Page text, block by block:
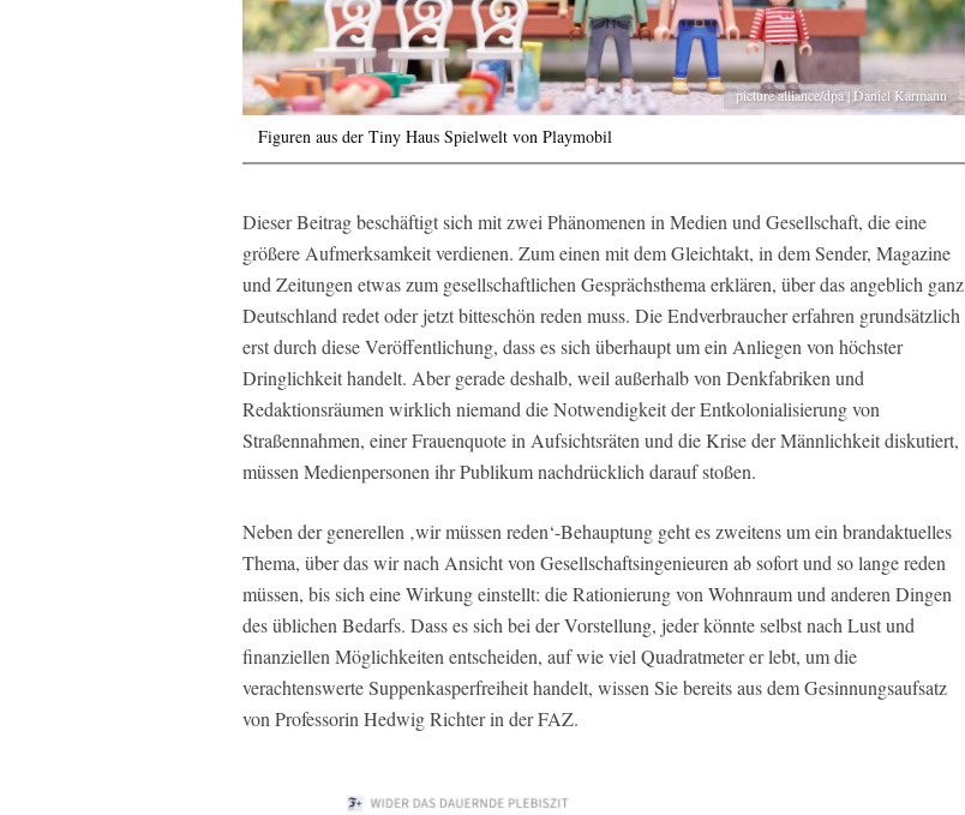
picture alliance/dpa | Daniel Karmann
Figuren aus der Tiny Haus Spielwelt von Playmobil
Dieser Beitrag beschäftigt sich mit zwei Phänomenen in Medien und Gesellschaft, die eine
größere Aufmerksamkeit verdienen. Zum einen mit dem Gleichtakt, in dem Sender, Magazine
und Zeitungen etwas zum gesellschaftlichen Gesprächsthema erklären, über das angeblich ganz
Deutschland redet oder jetzt bitteschön reden muss. Die Endverbraucher erfahren grundsätzlich
erst durch diese Veröffentlichung, dass es sich überhaupt um ein Anliegen von höchster
Dringlichkeit handelt. Aber gerade deshalb, weil außerhalb von Denkfabriken und
Redaktionsräumen wirklich niemand die Notwendigkeit der Entkolonialisierung von
Straßennahmen, einer Frauenquote in Aufsichtsräten und die Krise der Männlichkeit diskutiert,
müssen Medienpersonen ihr Publikum nachdrücklich darauf stoßen.
Neben der generellen ‚wir müssen reden‘-Behauptung geht es zweitens um ein brandaktuelles
Thema, über das wir nach Ansicht von Gesellschaftsingenieuren ab sofort und so lange reden
müssen, bis sich eine Wirkung einstellt: die Rationierung von Wohnraum und anderen Dingen
des üblichen Bedarfs. Dass es sich bei der Vorstellung, jeder könnte selbst nach Lust und
finanziellen Möglichkeiten entscheiden, auf wie viel Quadratmeter er lebt, um die
verachtenswerte Suppenkasperfreiheit handelt, wissen Sie bereits aus dem Gesinnungsaufsatz
von Professorin Hedwig Richter in der FAZ.